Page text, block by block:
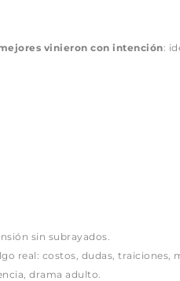
vinieron con intención:
sin subrayados.
real: costos, dudas, traiciones,
drama adulto.